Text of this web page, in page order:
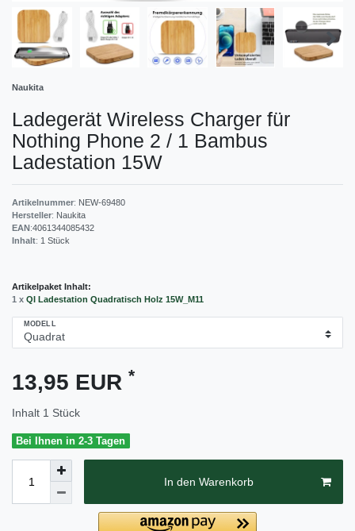
Naukita
Ladegerät Wireless Charger für
Nothing Phone 2 / 1 Bambus
Ladestation 15W
Artikelnummer: NEW-69480
Hersteller: Naukita
EAN:4061344085432
Inhalt: 1 Stück
Artikelpaket Inhalt:
1 x QI Ladestation Quadratisch Holz 15W_M11
MODELL
13,95 EUR *
Inhalt 1 Stück
Bei Ihnen in 2-3 Tagen
In den Warenkorb